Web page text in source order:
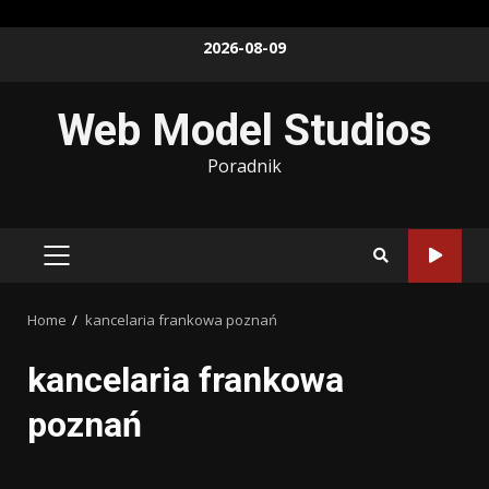
2026-08-09
Web Model Studios
Poradnik
PRIMARY
Home kancelaria frankowa poznań
kancelaria frankowa
poznań